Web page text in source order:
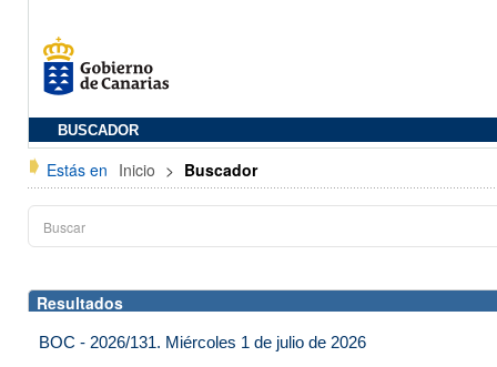
BUSCADOR
Estás en Inicio > Buscador
Resultados
BOC - 2026/131. Miércoles 1 de julio de 2026